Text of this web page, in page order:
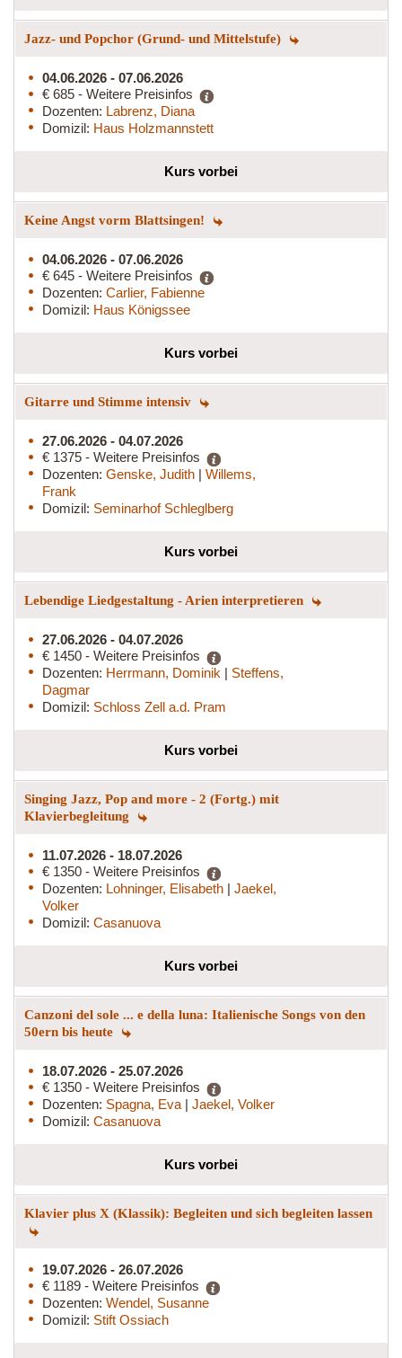
Jazz- und Popchor (Grund- und Mittelstufe)
04.06.2026 - 07.06.2026
€ 685 - Weitere Preisinfos
Dozenten: Labrenz, Diana
Domizil: Haus Holzmannstett
Kurs vorbei
Keine Angst vorm Blattsingen!
04.06.2026 - 07.06.2026
€ 645 - Weitere Preisinfos
Dozenten: Carlier, Fabienne
Domizil: Haus Königssee
Kurs vorbei
Gitarre und Stimme intensiv
27.06.2026 - 04.07.2026
€ 1375 - Weitere Preisinfos
Dozenten: Genske, Judith | Willems,
Frank
Domizil: Seminarhof Schleglberg
Kurs vorbei
Lebendige Liedgestaltung - Arien interpretieren
27.06.2026 - 04.07.2026
€ 1450 - Weitere Preisinfos
Dozenten: Herrmann, Dominik | Steffens,
Dagmar
Domizil: Schloss Zell a.d. Pram
Kurs vorbei
Singing Jazz, Pop and more - 2 (Fortg.) mit
Klavierbegleitung
11.07.2026 - 18.07.2026
€ 1350 - Weitere Preisinfos
Dozenten: Lohninger, Elisabeth | Jaekel,
Volker
Domizil: Casanuova
Kurs vorbei
Canzoni del sole ... e della luna: Italienische Songs von den
50ern bis heute
18.07.2026 - 25.07.2026
€ 1350 - Weitere Preisinfos
Dozenten: Spagna, Eva | Jaekel, Volker
Domizil: Casanuova
Kurs vorbei
Klavier plus X (Klassik): Begleiten und sich begleiten lassen
19.07.2026 - 26.07.2026
€ 1189 - Weitere Preisinfos
Dozenten: Wendel, Susanne
Domizil: Stift Ossiach